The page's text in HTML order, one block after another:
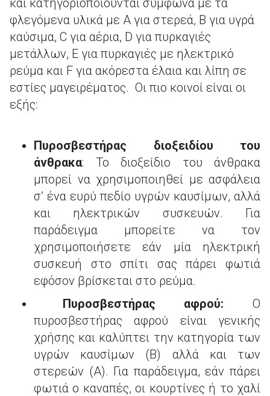
και κατηγοριοποιούνται σύμφωνα με τα
φλεγόμενα υλικά με A για στερεά, B για υγρά
καύσιμα, C για αέρια, D για πυρκαγιές
μετάλλων, E για πυρκαγιές με ηλεκτρικό
ρεύμα και F για ακόρεστα έλαια και λίπη σε
εστίες μαγειρέματος. Οι πιο κοινοί είναι οι
εξής:
Πυροσβεστήρας διοξειδίου του
άνθρακα: Το διοξείδιο του άνθρακα
μπορεί να χρησιμοποιηθεί με ασφάλεια
σ’ ένα ευρύ πεδίο υγρών καυσίμων, αλλά
και ηλεκτρικών συσκευών. Για
παράδειγμα μπορείτε να τον
χρησιμοποιήσετε εάν μία ηλεκτρική
συσκευή στο σπίτι σας πάρει φωτιά
εφόσον βρίσκεται στο ρεύμα.
Πυροσβεστήρας αφρού: Ο
πυροσβεστήρας αφρού είναι γενικής
χρήσης και καλύπτει την κατηγορία των
υγρών καυσίμων (Β) αλλά και των
στερεών (Α). Για παράδειγμα, εάν πάρει
φωτιά ο καναπές, οι κουρτίνες ή το χαλί